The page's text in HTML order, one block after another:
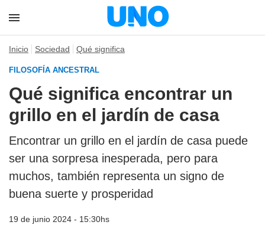
Inicio Sociedad Qué significa
FILOSOFÍA ANCESTRAL
Qué significa encontrar un
grillo en el jardín de casa
Encontrar un grillo en el jardín de casa puede
ser una sorpresa inesperada, pero para
muchos, también representa un signo de
buena suerte y prosperidad
19 de junio 2024 - 15:30hs